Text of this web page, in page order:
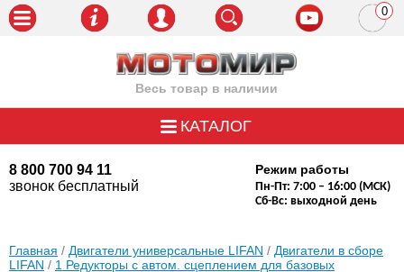
Весь товар в наличии
8 800 700 94 11
звонок бесплатный
Режим работы
Пн-Пт: 7:00 – 16:00 (МСК)
Сб-Вс: выходной день
0
КАТАЛОГ
Главная / Двигатели универсальные LIFAN / Двигатели в сборе
LIFAN / 1 Редукторы с автом. сцеплением для базовых